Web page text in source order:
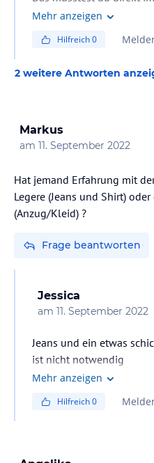
dieses Sicherheitssystem
Mehr anzeigen
Hilfreich0
2 weitere Antworten
Markus
am 11. September 2022
Hat jemand Erfahrung mit
Legere (Jeans und Shirt)
(Anzug/Kleid) ?
Frage beantworten
Jessica
am 11. September 2022
Jeans und ein etwas
ist nicht notwendig
Mehr anzeigen
Hilfreich0